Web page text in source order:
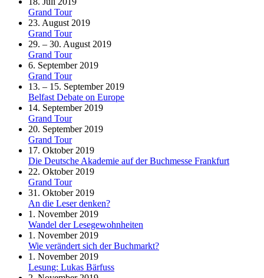
Grand Tour
23. August 2019
Grand Tour
29. – 30. August 2019
Grand Tour
6. September 2019
Grand Tour
13. – 15. September 2019
Belfast Debate on Europe
14. September 2019
Grand Tour
20. September 2019
Grand Tour
17. Oktober 2019
Die Deutsche Akademie auf der Buchmesse Frankfurt
22. Oktober 2019
Grand Tour
31. Oktober 2019
An die Leser denken?
1. November 2019
Wandel der Lesegewohnheiten
1. November 2019
Wie verändert sich der Buchmarkt?
1. November 2019
Lesung: Lukas Bärfuss